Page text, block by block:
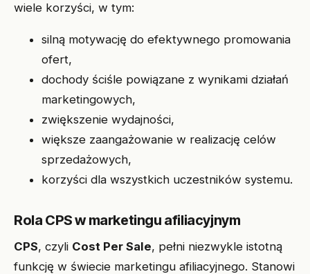
wiele korzyści, w tym:
silną motywację do efektywnego promowania
ofert,
dochody ściśle powiązane z wynikami działań
marketingowych,
zwiększenie wydajności,
większe zaangażowanie w realizację celów
sprzedażowych,
korzyści dla wszystkich uczestników systemu.
Rola CPS w marketingu afiliacyjnym
CPS, czyli Cost Per Sale, pełni niezwykle istotną
funkcję w świecie marketingu afiliacyjnego. Stanowi